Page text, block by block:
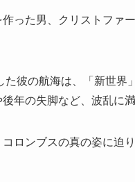
った男、クリストファ
彼の航海は、「新世界
年の失脚など、波乱に
ロンブスの真の姿に迫り